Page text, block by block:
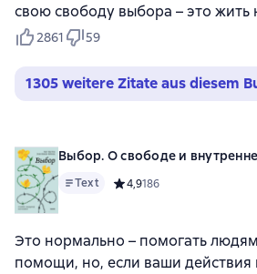
свою свободу выбора – это жить
2861 59
1305 weitere Zitate aus diesem
Выбор. О свободе и
Text Средний рейтинг 4,9 на
4,9186
Это нормально – помогать
помощи, но, если ваши